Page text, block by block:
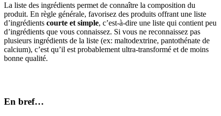
La liste des ingrédients permet de connaître la composition du
produit. En règle générale, favorisez des produits offrant une liste
d’ingrédients courte et simple, c’est-à-dire une liste qui contient peu
d’ingrédients que vous connaissez. Si vous ne reconnaissez pas
plusieurs ingrédients de la liste (ex: maltodextrine, pantothénate de
calcium), c’est qu’il est probablement ultra-transformé et de moins
bonne qualité.
En bref…